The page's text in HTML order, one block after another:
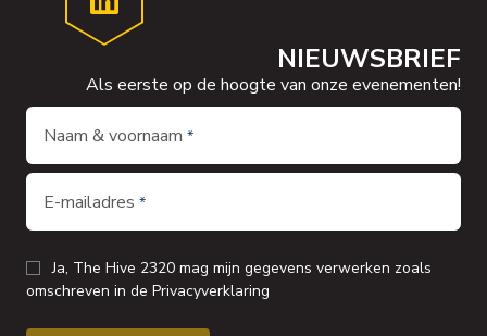
NIEUWSBRIEF
Als eerste op de hoogte van onze evenementen!
Naam & voornaam
E-mailadres
Ja, The Hive 2320 mag mijn gegevens verwerken zoals
omschreven in de Privacyverklaring